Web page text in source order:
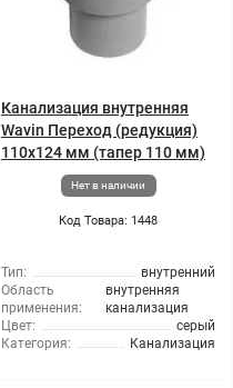
Канализация внутренняя
Wavin Переход (редукция)
110x124 мм (тапер 110 мм)
Нет в наличии
Код Товара: 1448
Тип:
внутренний
Область
применения:
внутренняя
канализация
Цвет:
серый
Категория:
Канализация